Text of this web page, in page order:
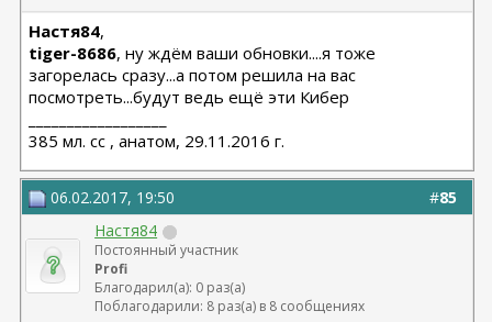
Настя84,
tiger-8686, ну ждём ваши обновки....я тоже
загорелась сразу...а потом решила на вас
посмотреть...будут ведь ещё эти Кибер
385 мл. сс , анатом, 29.11.2016 г.
#85
06.02.2017, 19:50
Настя84
Постоянный участник
Profi
Благодарил(а): 0 раз(а)
Поблагодарили: 8 раз(а) в 8 сообщениях